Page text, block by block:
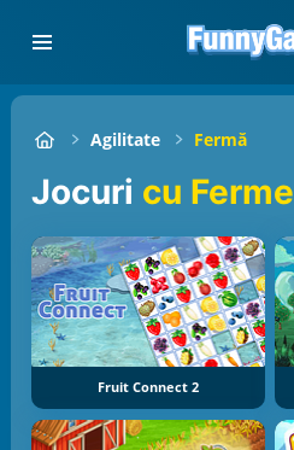
Agilitate Fermă
Jocuri cu Ferme
Fruit Connect 2